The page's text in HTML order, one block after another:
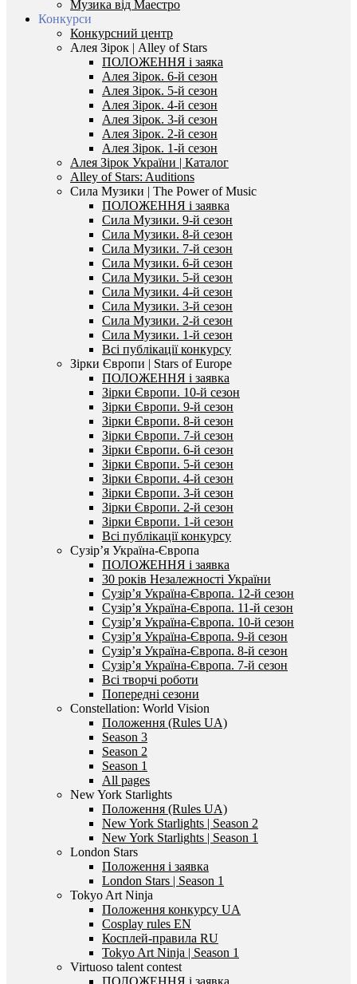
Музика від Маестро
Конкурси
Конкурсний центр
Алея Зірок | Alley of Stars
ПОЛОЖЕННЯ і заяка
Алея Зірок. 6-й сезон
Алея Зірок. 5-й сезон
Алея Зірок. 4-й сезон
Алея Зірок. 3-й сезон
Алея Зірок. 2-й сезон
Алея Зірок. 1-й сезон
Алея Зірок України | Каталог
Alley of Stars: Auditions
Сила Музики | The Power of Music
ПОЛОЖЕННЯ і заявка
Сила Музики. 9-й сезон
Сила Музики. 8-й сезон
Сила Музики. 7-й сезон
Сила Музики. 6-й сезон
Сила Музики. 5-й сезон
Сила Музики. 4-й сезон
Сила Музики. 3-й сезон
Сила Музики. 2-й сезон
Сила Музики. 1-й сезон
Всі публікації конкурсу
Зірки Європи | Stars of Europe
ПОЛОЖЕННЯ і заявка
Зірки Європи. 10-й сезон
Зірки Європи. 9-й сезон
Зірки Європи. 8-й сезон
Зірки Європи. 7-й сезон
Зірки Європи. 6-й сезон
Зірки Європи. 5-й сезон
Зірки Європи. 4-й сезон
Зірки Європи. 3-й сезон
Зірки Європи. 2-й сезон
Зірки Європи. 1-й сезон
Всі публікації конкурсу
Сузір’я Україна-Європа
ПОЛОЖЕННЯ і заявка
30 років Незалежності України
Сузір’я Україна-Європа. 12-й сезон
Сузір’я Україна-Європа. 11-й сезон
Сузір’я Україна-Європа. 10-й сезон
Сузір’я Україна-Європа. 9-й сезон
Сузір’я Україна-Європа. 8-й сезон
Сузір’я Україна-Європа. 7-й сезон
Всі творчі роботи
Попередні сезони
Constellation: World Vision
Положення (Rules UA)
Season 3
Season 2
Season 1
All pages
New York Starlights
Положення (Rules UA)
New York Starlights | Season 2
New York Starlights | Season 1
London Stars
Положення і заявка
London Stars | Season 1
Tokyo Art Ninja
Положення конкурсу UA
Cosplay rules EN
Косплей-правила RU
Tokyo Art Ninja | Season 1
Virtuoso talent contest
ПОЛОЖЕННЯ і заявка